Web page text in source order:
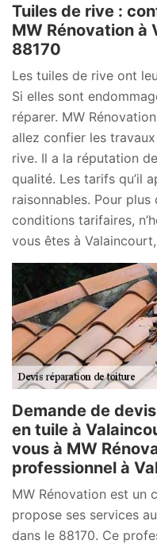
Tuiles de rive :
MW Rénovation à
88170
Les tuiles de rive ont
Si elles sont
réparer. MW
allez confier les
rive. Il a la réputation
qualité. Les tarifs qu’il
raisonnables. Pour
conditions tarifaires,
vous êtes à
Demande de
en tuile à
vous à MW
professionnel à
MW Rénovation est un
propose ses services
dans le 88170. Ce